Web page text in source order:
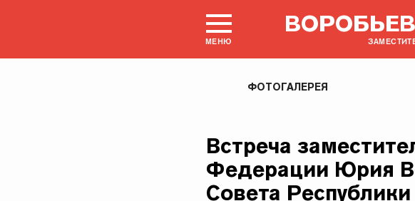
МЕНЮ
ФОТОГАЛЕРЕЯ
Встреча
Федерации Юрия
Совета